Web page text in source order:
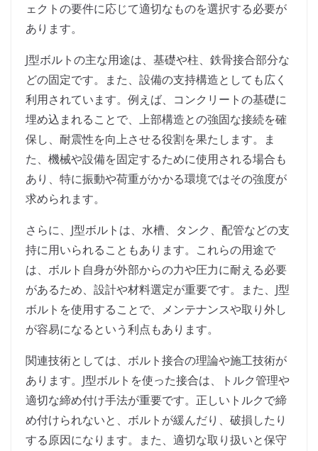
ェクトの要件に応じて適切なものを選択する必要が
あります。
J型ボルトの主な用途は、基礎や柱、鉄骨接合部分な
どの固定です。また、設備の支持構造としても広く
利用されています。例えば、コンクリートの基礎に
埋め込まれることで、上部構造との強固な接続を確
保し、耐震性を向上させる役割を果たします。ま
た、機械や設備を固定するために使用される場合も
あり、特に振動や荷重がかかる環境ではその強度が
求められます。
さらに、J型ボルトは、水槽、タンク、配管などの支
持に用いられることもあります。これらの用途で
は、ボルト自身が外部からの力や圧力に耐える必要
があるため、設計や材料選定が重要です。また、J型
ボルトを使用することで、メンテナンスや取り外し
が容易になるという利点もあります。
関連技術としては、ボルト接合の理論や施工技術が
あります。J型ボルトを使った接合は、トルク管理や
適切な締め付け手法が重要です。正しいトルクで締
め付けられないと、ボルトが緩んだり、破損したり
する原因になります。また、適切な取り扱いと保守